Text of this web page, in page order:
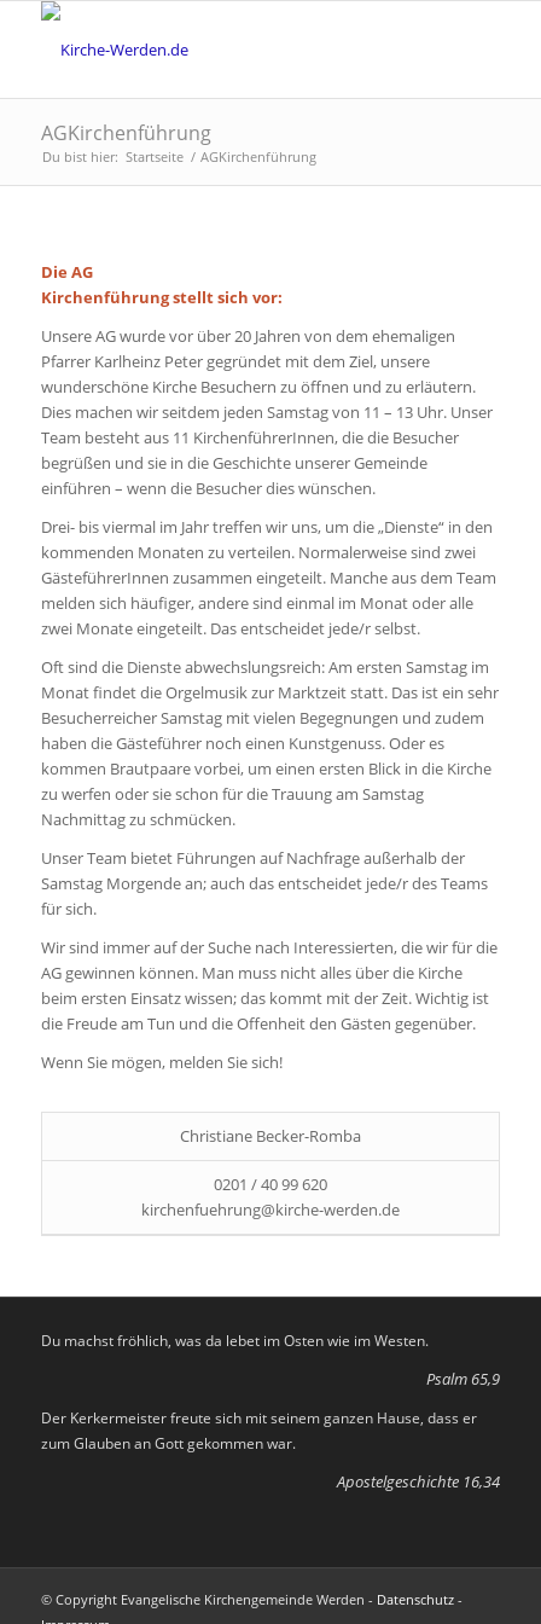
AGKirchenführung
Du bist hier: Startseite / AGKirchenführung
Die AG
Kirchenführung stellt sich vor:
Unsere AG wurde vor über 20 Jahren von dem ehemaligen
Pfarrer Karlheinz Peter gegründet mit dem Ziel, unsere
wunderschöne Kirche Besuchern zu öffnen und zu erläutern.
Dies machen wir seitdem jeden Samstag von 11 – 13 Uhr. Unser
Team besteht aus 11 KirchenführerInnen, die die Besucher
begrüßen und sie in die Geschichte unserer Gemeinde
einführen – wenn die Besucher dies wünschen.
Drei- bis viermal im Jahr treffen wir uns, um die „Dienste“ in den
kommenden Monaten zu verteilen. Normalerweise sind zwei
GästeführerInnen zusammen eingeteilt. Manche aus dem Team
melden sich häufiger, andere sind einmal im Monat oder alle
zwei Monate eingeteilt. Das entscheidet jede/r selbst.
Oft sind die Dienste abwechslungsreich: Am ersten Samstag im
Monat findet die Orgelmusik zur Marktzeit statt. Das ist ein sehr
Besucherreicher Samstag mit vielen Begegnungen und zudem
haben die Gästeführer noch einen Kunstgenuss. Oder es
kommen Brautpaare vorbei, um einen ersten Blick in die Kirche
zu werfen oder sie schon für die Trauung am Samstag
Nachmittag zu schmücken.
Unser Team bietet Führungen auf Nachfrage außerhalb der
Samstag Morgende an; auch das entscheidet jede/r des Teams
für sich.
Wir sind immer auf der Suche nach Interessierten, die wir für die
AG gewinnen können. Man muss nicht alles über die Kirche
beim ersten Einsatz wissen; das kommt mit der Zeit. Wichtig ist
die Freude am Tun und die Offenheit den Gästen gegenüber.
Wenn Sie mögen, melden Sie sich!
Christiane Becker-Romba
0201 / 40 99 620
kirchenfuehrung@kirche-werden.de
Du machst fröhlich, was da lebet im Osten wie im Westen.
Psalm 65,9
Der Kerkermeister freute sich mit seinem ganzen Hause, dass er
zum Glauben an Gott gekommen war.
Apostelgeschichte 16,34
© Copyright Evangelische Kirchengemeinde Werden - Datenschutz-